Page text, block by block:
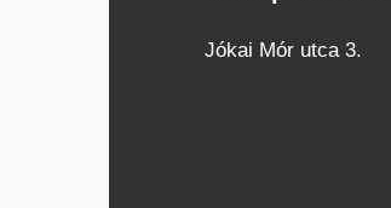
Jókai Mór utca 3.